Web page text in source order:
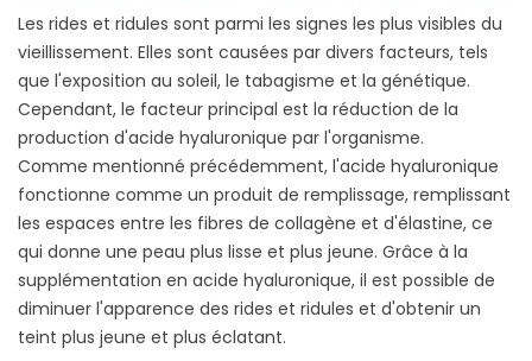
Les rides et ridules sont parmi les signes les plus visibles du
vieillissement. Elles sont causées par divers facteurs, tels
que l'exposition au soleil, le tabagisme et la génétique.
Cependant, le facteur principal est la réduction de la
production d'acide hyaluronique par l'organisme.
Comme mentionné précédemment, l'acide hyaluronique
fonctionne comme un produit de remplissage, remplissant
les espaces entre les fibres de collagène et d'élastine, ce
qui donne une peau plus lisse et plus jeune. Grâce à la
supplémentation en acide hyaluronique, il est possible de
diminuer l'apparence des rides et ridules et d'obtenir un
teint plus jeune et plus éclatant.